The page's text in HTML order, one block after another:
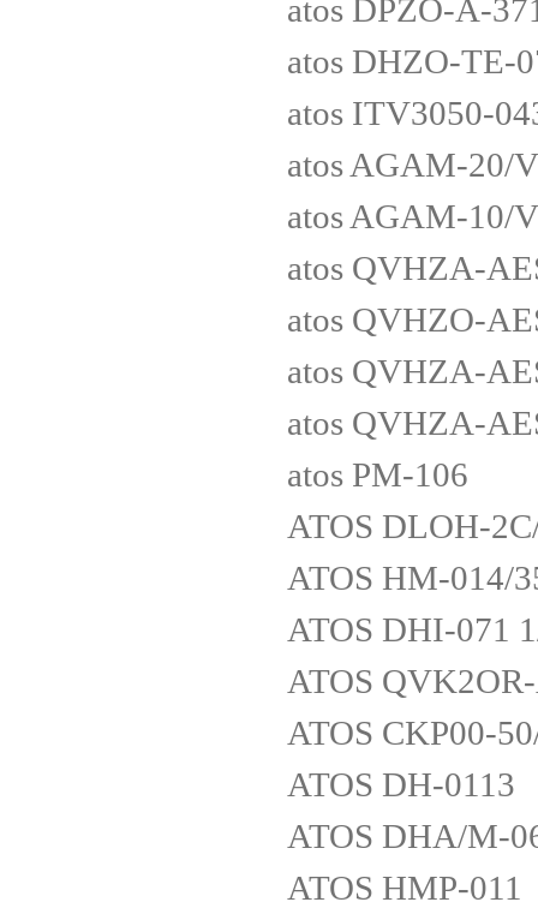
atos DPZO-A-
atos DHZO-TE-
atos ITV3050-
atos AGAM-20/
atos AGAM-10/
atos QVHZA-
atos QVHZO-
atos QVHZA-
atos QVHZA-
atos PM-106
ATOS DLOH-
ATOS HM-014/
ATOS DHI-071
ATOS
ATOS CKP00-
ATOS DH-0113
ATOS DHA/M-
ATOS HMP-011